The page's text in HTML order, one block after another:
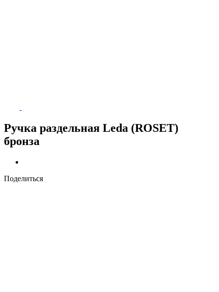
Ручка раздельная Leda (ROSET)
бронза
Поделиться